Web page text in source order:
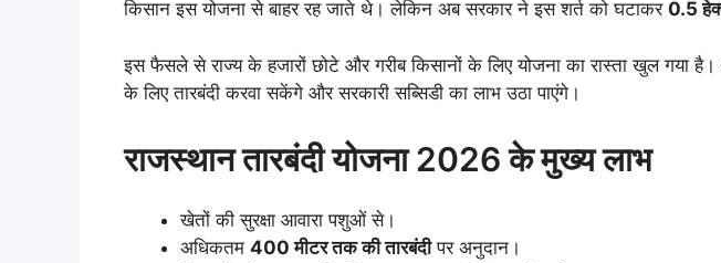
किसान इस योजना से बाहर रह जाते थे। लेकिन अब सरकार ने इस शर्त को घटाकर 0.5
इस फैसले से राज्य के हजारों छोटे और गरीब किसानों के लिए योजना का रास्ता खुल गया
के लिए तारबंदी करवा सकेंगे और सरकारी सब्सिडी का लाभ उठा पाएंगे।
राजस्थान तारबंदी योजना 2026 के मुख्य लाभ
खेतों की सुरक्षा आवारा पशुओं से।
अधिकतम 400 मीटर तक की तारबंदीपर अनुदान।